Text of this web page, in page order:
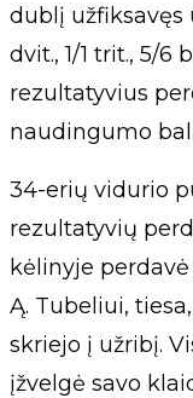
dublį užfiksavęs
dvit., 1/1 trit., 5/6
rezultatyvius
naudingumo
34-erių vidurio
rezultatyvių
kėlinyje
Ą. Tubeliui,
skriejo į užribį.
įžvelgė savo